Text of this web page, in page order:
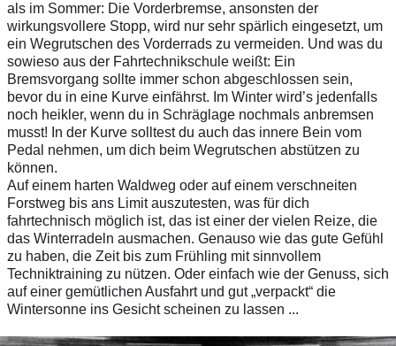
als im Sommer: Die Vorderbremse, ansonsten der
wirkungsvollere Stopp, wird nur sehr spärlich eingesetzt, um
ein Wegrutschen des Vorderrads zu vermeiden. Und was du
sowieso aus der Fahrtechnikschule weißt: Ein
Bremsvorgang sollte immer schon abgeschlossen sein,
bevor du in eine Kurve einfährst. Im Winter wird’s jedenfalls
noch heikler, wenn du in Schräglage nochmals anbremsen
musst! In der Kurve solltest du auch das innere Bein vom
Pedal nehmen, um dich beim Wegrutschen abstützen zu
können.
Auf einem harten Waldweg oder auf einem verschneiten
Forstweg bis ans Limit auszutesten, was für dich
fahrtechnisch möglich ist, das ist einer der vielen Reize, die
das Winterradeln ausmachen. Genauso wie das gute Gefühl
zu haben, die Zeit bis zum Frühling mit sinnvollem
Techniktraining zu nützen. Oder einfach wie der Genuss, sich
auf einer gemütlichen Ausfahrt und gut „verpackt“ die
Wintersonne ins Gesicht scheinen zu lassen ...